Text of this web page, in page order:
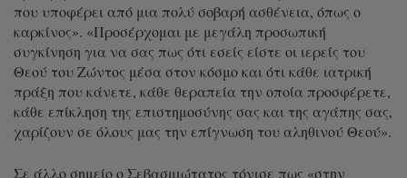
που υποφέρει από μια πολύ σοβαρή ασθένεια, όπως ο
καρκίνος». «Προσέρχομαι με μεγάλη προσωπική
συγκίνηση για να σας πως ότι εσείς είστε οι ιερείς του
Θεού του Ζώντος μέσα στον κόσμο και ότι κάθε ιατρική
πράξη που κάνετε, κάθε θεραπεία την οποία προσφέρετε,
κάθε επίκληση της επιστημοσύνης σας και της αγάπης σας,
χαρίζουν σε όλους μας την επίγνωση του αληθινού Θεού».
Σε άλλο σημείο ο Σεβασμιώτατος τόνισε πως «στην